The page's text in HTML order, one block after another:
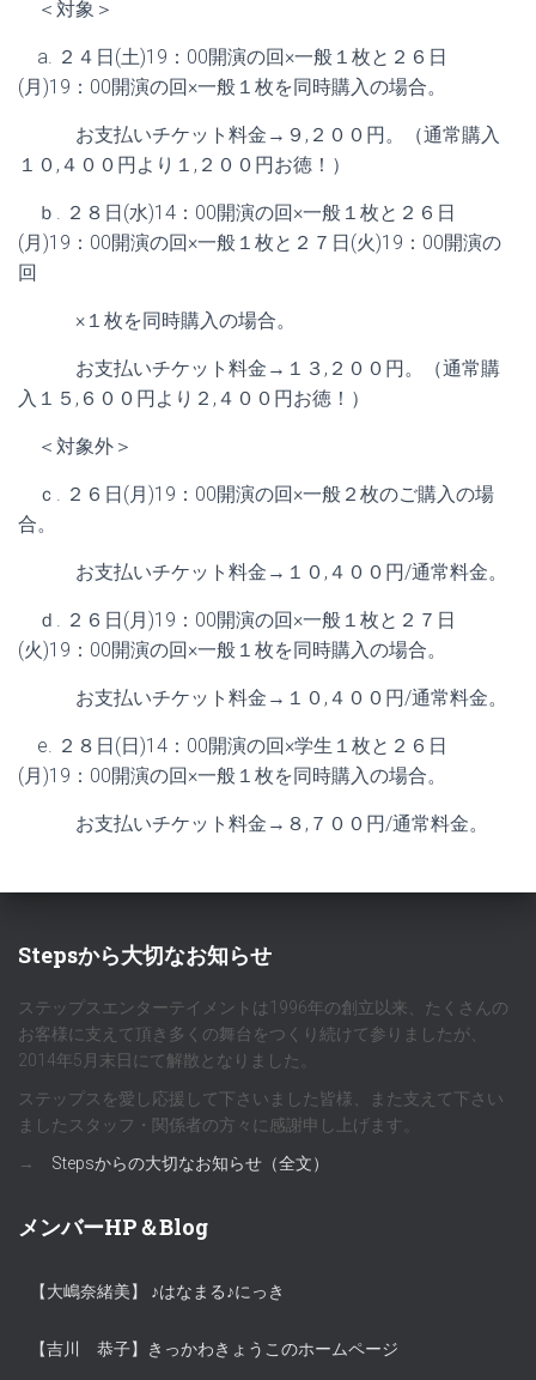
＜対象＞
a. ２４日(土)19：00開演の回×一般１枚と２６日
(月)19：00開演の回×一般１枚を同時購入の場合。
お支払いチケット料金→９,２００円。（通常購入
１０,４００円より１,２００円お徳！）
ｂ. ２８日(水)14：00開演の回×一般１枚と２６日
(月)19：00開演の回×一般１枚と２７日(火)19：00開演の
回
×１枚を同時購入の場合。
お支払いチケット料金→１３,２００円。（通常購
入１５,６００円より２,４００円お徳！）
＜対象外＞
ｃ. ２６日(月)19：00開演の回×一般２枚のご購入の場
合。
お支払いチケット料金→１０,４００円/通常料金。
ｄ. ２６日(月)19：00開演の回×一般１枚と２７日
(火)19：00開演の回×一般１枚を同時購入の場合。
お支払いチケット料金→１０,４００円/通常料金。
e. ２８日(日)14：00開演の回×学生１枚と２６日
(月)19：00開演の回×一般１枚を同時購入の場合。
お支払いチケット料金→８,７００円/通常料金。
Stepsから大切なお知らせ
ステップスエンターテイメントは1996年の創立以来、たくさんの
お客様に支えて頂き多くの舞台をつくり続けて参りましたが、
2014年5月末日にて解散となりました。
ステップスを愛し応援して下さいました皆様、また支えて下さい
ましたスタッフ・関係者の方々に感謝申し上げます。
→ Stepsからの大切なお知らせ（全文）
メンバーHP＆Blog
【大嶋奈緒美】 ♪はなまる♪にっき
【吉川 恭子】きっかわきょうこのホームページ